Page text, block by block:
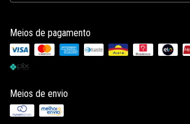
Meios de pagamento
Meios de envio